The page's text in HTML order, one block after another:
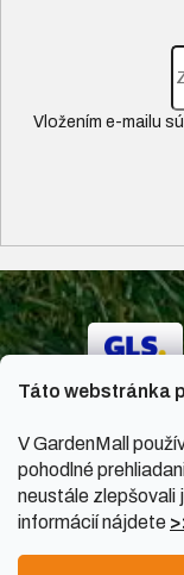
Táto webstránka
V GardenMall
pohodlné
neustále zlepšovali
informácií nájdete
Vložením e-mailu